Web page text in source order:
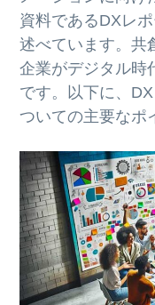
資料であるDXレ
述べています。共
企業がデジタル時
です。以下に、
ついての主要なポ